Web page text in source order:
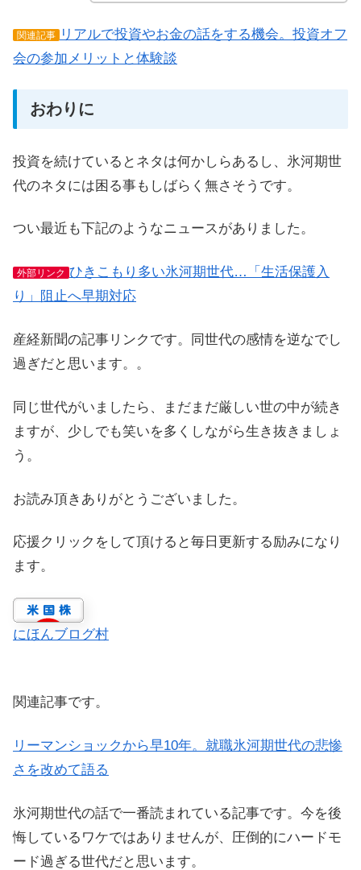
関連記事
リアルで投資やお金の話をする機会。投資オフ
会の参加メリットと体験談
おわりに
投資を続けているとネタは何かしらあるし、氷河期世
代のネタには困る事もしばらく無さそうです。
つい最近も下記のようなニュースがありました。
外部リンク ひきこもり多い氷河期世代…「生活保護入
り」阻止へ早期対応
産経新聞の記事リンクです。同世代の感情を逆なでし
過ぎだと思います。。
同じ世代がいましたら、まだまだ厳しい世の中が続き
ますが、少しでも笑いを多くしながら生き抜きましょ
う。
お読み頂きありがとうございました。
応援クリックをして頂けると毎日更新する励みになり
ます。
にほんブログ村
関連記事です。
リーマンショックから早10年。就職氷河期世代の悲惨
さを改めて語る
氷河期世代の話で一番読まれている記事です。今を後
悔しているワケではありませんが、圧倒的にハードモ
ード過ぎる世代だと思います。